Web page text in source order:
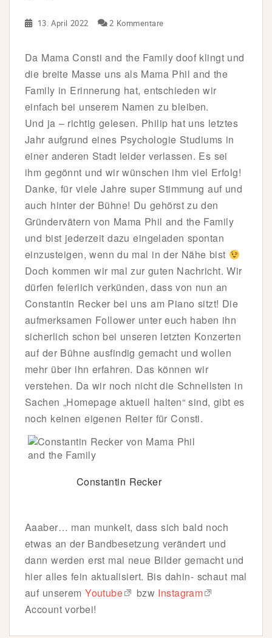
13. April 2022 2 Kommentare
Da Mama Consti and the Family doof klingt und
die breite Masse uns als Mama Phil and the
Family in Erinnerung hat, entschieden wir
einfach bei unserem Namen zu bleiben.
Und ja – richtig gelesen. Philip hat uns letztes
Jahr aufgrund eines Psychologie Studiums in
einer anderen Stadt leider verlassen. Es sei
ihm gegönnt und wir wünschen ihm viel Erfolg!
Danke, für viele Jahre super Stimmung auf und
auch hinter der Bühne! Du gehörst zu den
Gründervätern von Mama Phil and the Family
und bist jederzeit dazu eingeladen spontan
einzusteigen, wenn du mal in der Nähe bist
Doch kommen wir mal zur guten Nachricht. Wir
dürfen feierlich verkünden, dass von nun an
Constantin Recker bei uns am Piano sitzt! Die
aufmerksamen Follower unter euch haben ihn
sicherlich schon bei unseren letzten Konzerten
auf der Bühne ausfindig gemacht und wollen
mehr über ihn erfahren. Das können wir
verstehen. Da wir noch nicht die Schnellsten in
Sachen „Homepage aktuell halten“ sind, gibt es
noch keinen eigenen Reiter für Consti.
Constantin Recker
Aaaber… man munkelt, dass sich bald noch
etwas an der Bandbesetzung verändert und
dann werden erst mal neue Bilder gemacht und
hier alles fein aktualisiert. Bis dahin- schaut mal
auf unseremYoutube bzw Instagram
Account vorbei!